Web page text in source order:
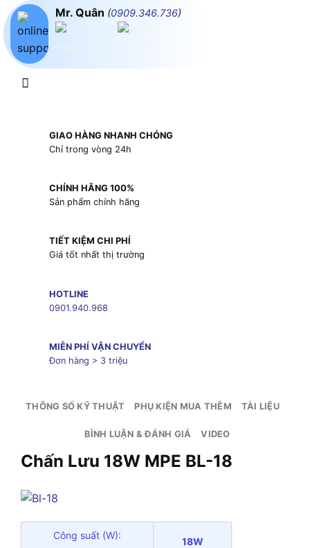
Mr. Quân (0909.346.736)
GIAO HÀNG NHANH CHÓNG
Chỉ trong vòng 24h
CHÍNH HÃNG 100%
Sản phẩm chính hãng
TIẾT KIỆM CHI PHÍ
Giá tốt nhất thị trường
HOTLINE
0901.940.968
MIỄN PHÍ VẬN CHUYỂN
Đơn hàng > 3 triệu
THÔNG SỐ KỸ THUẬT PHỤ KIỆN MUA THÊM TÀI LIỆU
BÌNH LUẬN & ĐÁNH GIÁ VIDEO
Chấn Lưu 18W MPE BL-18
Công suất (W):
18W